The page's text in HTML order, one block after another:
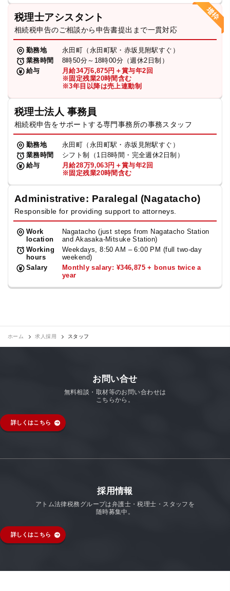
税理士アシスタント
相続税申告のご相談から申告書提出まで一貫対応
勤務地
永田町（永田町駅・赤坂見附駅すぐ）
業務時間
8時50分～18時00分（週休2日制）
給与
月給34万6,875円＋賞与年2回
※固定残業20時間含む
※3年目以降は売上連動制
税理士法人 事務員
相続税申告をサポートする専門事務所の事務スタッフ
勤務地
永田町（永田町駅・赤坂見附駅すぐ）
業務時間
シフト制（1日8時間・完全週休2日制）
給与
月給28万9,063円＋賞与年2回
※固定残業20時間含む
Administrative: Paralegal (Nagatacho)
Responsible for providing support to attorneys.
Work
location
Nagatacho (just steps from Nagatacho Station
and Akasaka-Mitsuke Station)
Working
hours
Weekdays, 8:50 AM – 6:00 PM (full two-day
weekend)
Salary
Monthly salary: ¥346,875 + bonus twice a
year
ホーム 求人採用 スタッフ
お問い合せ
無料相談・取材等のお問い合わせは
こちらから。
詳しくはこちら
採用情報
アトム法律税務グループは弁護士・税理士・スタッフを
随時募集中。
詳しくはこちら